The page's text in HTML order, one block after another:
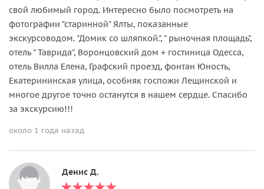
свой любимый город. Интересно было посмотреть на
фотографии "старинной" Ялты, показанные
экскурсоводом. "Домик со шляпкой.", " рыночная площадь",
отель " Таврида", Воронцовский дом + гостиница Одесса,
отель Вилла Елена, Графский проезд, фонтан Юность,
Екатерининская улица, особняк госпожи Лещинской и
многое другое точно останутся в нашем сердце. Спасибо
за экскурсию!!!
около 1 года назад
Денис Д.